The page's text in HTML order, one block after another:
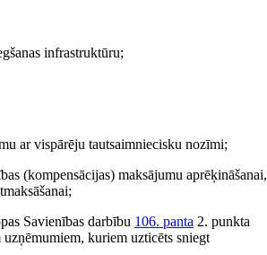
infrastruktūru;
ar vispārēju tautsaimniecisku nozīmi;
(kompensācijas) maksājumu aprēķināšanai,
Savienības darbību 106. panta 2. punkta
kuriem uzticēts sniegt